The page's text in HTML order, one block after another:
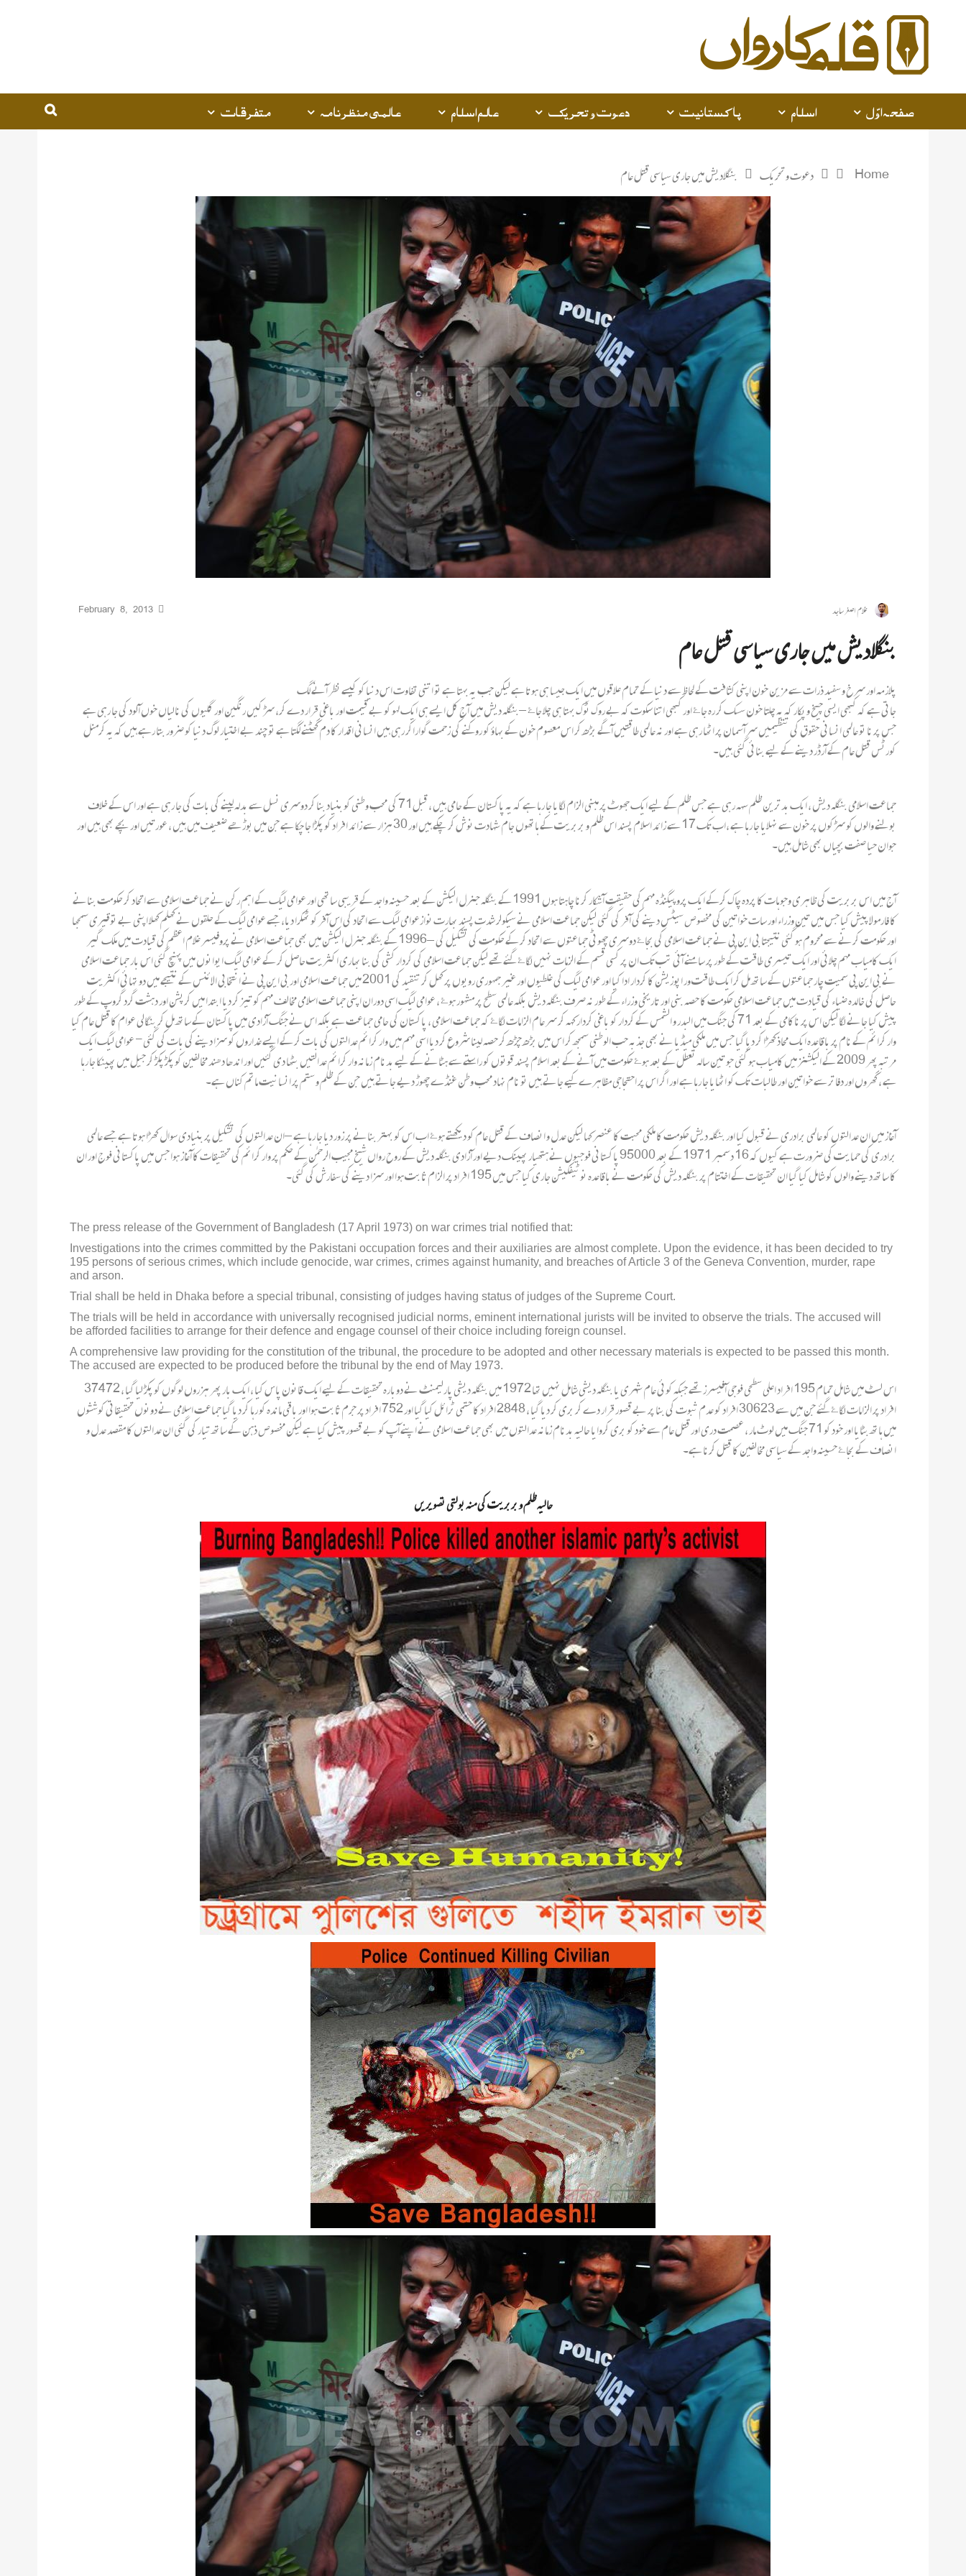
صفحہ اوّل اسلام پاکستانیت دعوت و تحریک عالم اسلام عالمی منظرنامہ متفرقات
Home دعوت و تحریک بنگلادیش میں جاری سیاسی قتل عام
غلام اصغر ساجد February 8, 2013
بنگلادیش میں جاری سیاسی قتل عام
پلازمہ اور سرخ و سفید ذرات سے مزین خون اپنی کثافت کے لحاظ سے دنیا کے تمام علاقوں میں ایک جیسا ہی ہوتا ہے لیکن جب یہ بہتا ہے تو اتنی تفاوت اس دنیا کو کیسے نظر آنے لگ
جاتی ہے کہ کبھی ایسی چیخ و پکار کہ یہ چلتا خون سسک کر رہ جاۓ اور کبھی اتنا سکوت کہ بے روک ٹوک بہتا ہی چلا جاۓ – بنگلہ دیش میں آج کل ایسے ہی ایک لہو کو بے قیمت اور باغی قرار دے کر، سڑکیں رنگین اور گلیوں کی نالیاں خوں آلود کی جا رہی ہے
جس پر نا تو عالمی انسانی حقوق کی تنظیمیں سر آسمان پر اٹھا رہی ہے اور نہ عالمی طاقتیں آگے بڑھ کر اس معصوم خون کے بہاؤ کو روکنے کی زحمت گواراکر رہی ہیں انسانی اقدار کا دم گھٹنے لگتا ہے تو چند بے اختیار لوگ دنیا کو ضرور بتا رہے ہیں کہ یہ کرمنل
کورٹس قتل عام کے آرڈر دینے کے لیے بنائی گئی ہیں۔
جماعت اسلامی بنگلہ دیش ، ایک بدترین ظلم سہہ رہی ہے جس ظلم کے لیے ایک جھوٹ پر مبنی الزام لگایا جا رہا ہے کہ یہ پاکستان کے حامی ہیں ، قبل71 کی محب وطنی کو بنیاد بنا کر دوسری نسل سے بدلہ لینے کی بات کی جا رہی ہے اور اس کے خلاف
بولنے والوں کو سڑکوں پر خون سے نہلایا جا رہا ہے ،اب تک 17 سے زائد اسلام پسند اس ظلم و بربریت کے ہاتھوں جام شہادت نوش کر چکے ہیں اور 30 ہزار سے زائد افراد کو پکڑا جا چکا ہے جن میں بوڑھے ضعیف میں ہیں ، عورتیں اور بچے بھی ہیں اور
جوان حیا صفت بچیاں بھی شامل ہیں۔
آج میں اس بربریت کی ظاہری وجوہات کا پردہ چاک کرکے ایک پروپیگنڈہ مہم کی حقیقت آشکار کرنا چاہتا ہوں 1991 کے بنگلہ جنرل الیکشن کے بعد حسینہ واجد کے قریبی ساتھی اور عوامی لیگ کے اہم رکن نے جماعت اسلامی سے اتحاد کر حکومت بنانے
کا فارمولا پیش کیا جس میں تین وزراء اور سات خواتین کی مخصوص سیٹس دینے کی آفر کی گئی لیکن جماعت اسلامی نے سیکولر شدت پسند بھارت نوازعوامی لیگ سے اتحاد کی اس آفر کو ٹھکرا دیا، جسے عوامی لیگ کے حلقوں نے کھلم کھلا اپنی بے توقیری سمجھا
اور حکومت کرنے سے محروم ہو گئی نتیجتا بی این پی نے جماعت اسلامی کی بجاۓ دوسری چھوٹی جماعتوں سے اتحاد کر کے حکومت کی تشکیل کی – 1996 کے بنگلہ جنرل الیکشن میں بھی جماعت اسلامی نے پروفیسر غلام اعظم کی قیادت میں ملک گیر
ایک کامیاب مہم چلائی اور ایک تیسری طاقت کے طور پر سامنے آئی تب تک ان پر کسی قسم کے الزمات نہیں لگاۓ گئے تھے لیکن جماعت اسلامی کی کردار کشی کی بنا بھاری اکثریت حاصل کر کے عوامی لیگ ایوانوں میں پہنچ گئی اس بار جماعت اسلامی
نے بی این پی سمیت چار جماعتوں کے ساتھ مل کر ایک طاقت ور اپوزیشن کا کردار ادا کیا اور عوامی لیگ کی غلطیوں اور غیر جمہوری رویوں پر کھل کر تنقید کی 2001 میں جماعت اسلامی اور بی این پی نے انتخابی الائنس کے نتیجے میں دو تہائی اکثریت
حاصل کی خالدہ ضیاء کی قیادت میں جماعت اسلامی حکومت کا حصہ بنی اور تاریخی وزراء کے طور نہ صرف بنگلہ دیش بلکہ عالمی سطح پر مشہور ہوۓ ، عوامی لیگ اسی دوران اپنی جماعت اسلامی مخالف مہم کو تیز کر دیا ابتدا میں کرپشن اور دہشت گرد گروپ کے طور
پیش کیا جانے لگا لیکن اس پر ناکامی کے بعد 71 کی جنگ میں البدر و الشمس کے کردار کو باغی کردار کہہ کر سر عام الزامات لگاۓ کہ جماعت اسلامی ، پاکستان کی حامی جماعت ہے بلکہ اس نے جنگ آزادی میں پاکستان کے ساتھ مل کر بنگالی عوام کا قتل عام کیا
وار کرائم کے نام پر باقاعدہ ایک محاذ کھڑا کر دیا گیا جس میں ملکی میڈیا نے بھی جذبہ حب الوطنی سمجھ کر اس میں بڑھ چڑھ کر حصہ لینا شروع کر دیا اسی مہم میں وار کرائم عدالتوں کی بات کر کے ایسے غداروں کو سزا دینے کی بات کی گئی- عوامی لیگ ایک
مرتبہ پھر 2009 کے الیکشنز میں کامیاب ہو گئی جو تین سالہ تعطل کے بعد ہوۓ حکومت میں آنے کے بعد اسلام پسند قوتوں کو راستے سے ہٹانے کے لیے بدنام زمانہ وار کرائم عدالتیں بٹھا دی گئیں اور اندھا دھند مخالفین کو پکڑ پکڑ کر جیل میں پھینکا جا رہا
ہے ، گھروں اور دفاتر سے خواتین اور طالبات تک کو اٹھایا جا رہا ہے اور اگر اس پر احتجاجی مظاہرے کیے جاتے ہیں تو نام نہاد محب وطن غنڈے چھوڑ دیے جاتے ہیں جن کے ظلم و ستم پر انسانیت ماتم کناں ہے۔
آغاز میں ان عدالتوں کو عالمی برادری نے قبول کیا اور بنگلہ دیش حکومت کا ملکی محبت کا عنصر کہا لیکن عدل و انصاف کے قتل عام کو دیکھتے ہوۓ اب اس کو بہتر بنانے پر زور دیا جا رہا ہے – ان عدالتوں کی تشکیل پر بنیادی سوال کھڑا ہوتا ہے جسے عالمی
برادری کی حمایت کی ضرورت ہے کیوں کہ 16 دسمبر 1971 کے بعد 95000 پاکستانی فوجیوں نے ہتھیار پھینک دیے اور آزادی بنگلہ دیش کے روح رواں شیخ مجیب الرحمٰن کے حکم پر وار کرائم کی تحقیقات کا آغاز ہوا جس میں پاکستانی فوج اور ان
کا ساتھ دینے والوں کو شامل کیا گیا ان تحقیقات کے اختتام پر بنگلہ دیش کی حکومت نے باقاعدہ نوٹیفکیشن جاری کیا جس میں 195 افراد پر الزام ثابت ہوا اور سزا دینے کی سفارش کی گئی۔
The press release of the Government of Bangladesh (17 April 1973) on war crimes trial notified that:
Investigations into the crimes committed by the Pakistani occupation forces and their auxiliaries are almost complete. Upon the evidence, it has been decided to try
195 persons of serious crimes, which include genocide, war crimes, crimes against humanity, and breaches of Article 3 of the Geneva Convention, murder, rape
and arson.
Trial shall be held in Dhaka before a special tribunal, consisting of judges having status of judges of the Supreme Court.
The trials will be held in accordance with universally recognised judicial norms, eminent international jurists will be invited to observe the trials. The accused will
be afforded facilities to arrange for their defence and engage counsel of their choice including foreign counsel.
A comprehensive law providing for the constitution of the tribunal, the procedure to be adopted and other necessary materials is expected to be passed this month.
The accused are expected to be produced before the tribunal by the end of May 1973.
اس لسٹ میں شامل تمام 195 افراد اعلی سطحی فوجی آفیسرز تھے جبکہ کوئی عام شہری یا بنگلہ دیشی شامل نہیں تھا 1972 میں بنگلہ دیشی پارلیمنٹ نے دوبارہ تحقیقات کے لیے ایک قانون پاس کیا ، ایک بار پھر ہزروں لوگوں کو پکڑ لیا گیا ، 37472
افراد پر الزامات لگاۓ گئے جن میں سے 30623 افراد کو عدم ثبوت کی بنا پر بے قصور قرار دے کر بری کر دیا گیا ، 2848 افراد کا حتمی ٹرائل کیا گیا اور 752 افراد پر جرم ثابت ہوا اور باقی ماندہ کو رہا کر دیا گیا جماعت اسلامی نے دونوں تحقیقاتی کوششوں
میں ہاتھ بٹایا اور خود کو 71 جنگ میں لوٹ مار ، عصمت دری اور قتل عام سے خود کو بری کروایا حالیہ بدنام زمانہ عدالتوں میں بھی جماعت اسلامی نے اپنے آپ کو بے قصور پیش کیا ہے لیکن مخصوص ذہن کے ساتھ تیار کی گئی ان عدالتوں کا مقصد عدل و
انصاف کے بجاۓ حسینہ واجد کے سیاسی مخالفین کا قتل کرنا ہے۔
حالیہ ظلم و بربریت کی منہ بولتی تصویریں